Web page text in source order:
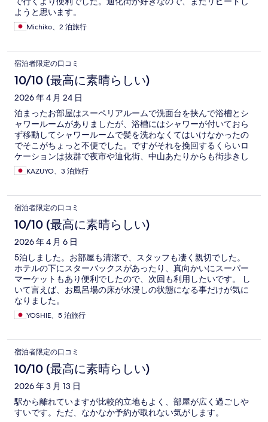
ようと思います。
Michiko、2 泊旅行
宿泊者限定の口コミ
10/10 (最高に素晴らしい)
2026 年 4 月 24 日
泊まったお部屋はスーペリアルームで洗面台を挟んで浴槽とシ
ャワールームがありましたが、浴槽にはシャワーが付いておら
ず移動してシャワールームで髪を洗わなくてはいけなかったの
でそこがちょっと不便でした。ですがそれを挽回するくらいロ
ケーションは抜群で夜市や迪化街、中山あたりからも街歩きし
ながら歩ける範囲でリピートしても良いと思いました。
KAZUYO、3 泊旅行
宿泊者限定の口コミ
10/10 (最高に素晴らしい)
2026 年 4 月 6 日
5泊しました。お部屋も清潔で、スタッフも凄く親切でした。
ホテルの下にスターバックスがあったり、真向かいにスーパー
マーケットもあり便利でしたので、次回も利用したいです。 し
いて言えば、お風呂場の床が水浸しの状態になる事だけが気に
なりました。
YOSHIE、5 泊旅行
宿泊者限定の口コミ
10/10 (最高に素晴らしい)
2026 年 3 月 13 日
駅から離れていますが比較的立地もよく、部屋が広く過ごしや
すいです。ただ、なかなか予約が取れない気がします。